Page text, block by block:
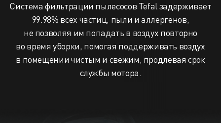
Система фильтрации пылесосов Tefal задерживает
99.98% всех частиц, пыли и аллергенов,
не позволяя им попадать в воздух повторно
во время уборки, помогая поддерживать воздух
в помещении чистым и свежим, продлевая срок
службы мотора.